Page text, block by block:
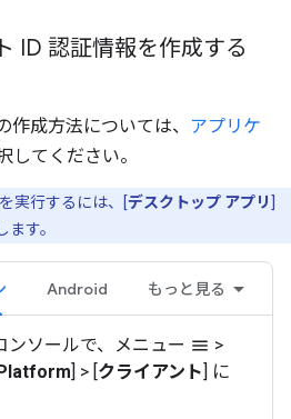
ID 認証情報を作成する
作成方法については、 アプリケ
してください。
実行するには、[デスクトップ アプリ]
す。
Android もっと見る
ンソールで、メニュー menu >
] > [クライアント] に